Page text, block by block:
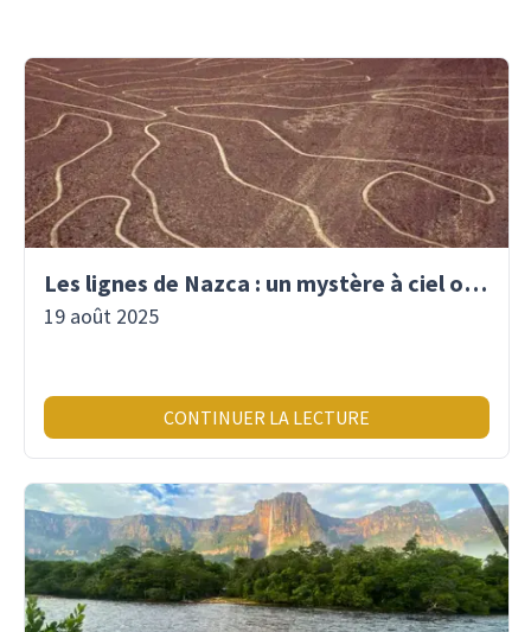
Les lignes de Nazca : un mystère à ciel ouvert
19 août 2025
CONTINUER LA LECTURE